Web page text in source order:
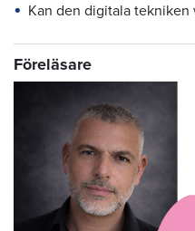
Kan den digitala tekniken
Föreläsare